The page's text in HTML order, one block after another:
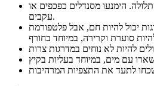
הימנעו מסנדלים כפכפים או
עקבים.
יכול להיות חם, אבל פלטפורמת